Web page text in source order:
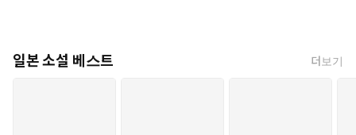
일본 소설 베스트 더보기